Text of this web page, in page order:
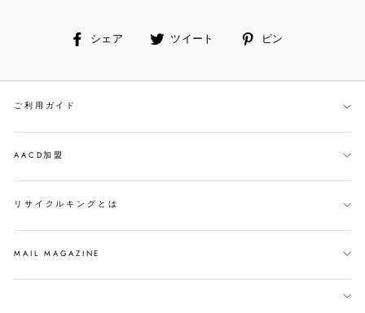
シェア
facebookツイート ピン
ご利用ガイド
AACD加盟
リサイクルキングとは
MAIL MAGAZINE